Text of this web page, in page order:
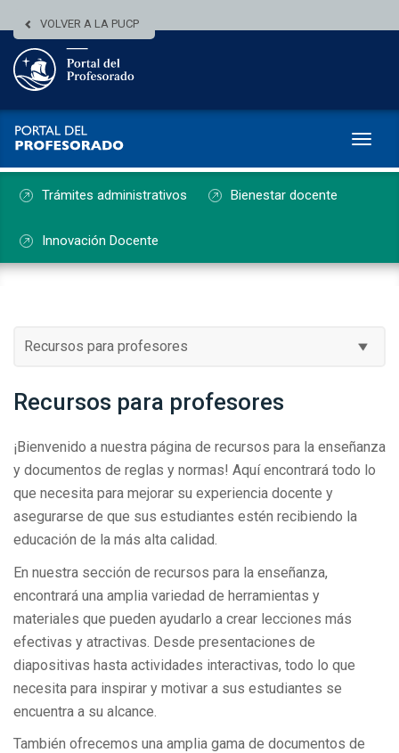
VOLVER A LA PUCP
Trámites administrativos Bienestar docente
Innovación Docente
Recursos para profesores
Recursos para profesores
¡Bienvenido a nuestra página de recursos para la enseñanza
y documentos de reglas y normas! Aquí encontrará todo lo
que necesita para mejorar su experiencia docente y
asegurarse de que sus estudiantes estén recibiendo la
educación de la más alta calidad.
En nuestra sección de recursos para la enseñanza,
encontrará una amplia variedad de herramientas y
materiales que pueden ayudarlo a crear lecciones más
efectivas y atractivas. Desde presentaciones de
diapositivas hasta actividades interactivas, todo lo que
necesita para inspirar y motivar a sus estudiantes se
encuentra a su alcance.
También ofrecemos una amplia gama de documentos de